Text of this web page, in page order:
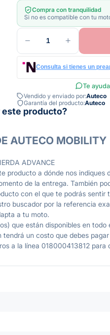
Compra con tranquilidad
Si no es compatible con tu
1
Consulta si tienes un
Te
Vendido y enviado por:Auteco
Garantía del producto:Auteco
este producto?
AUTECO MOBILITY
ADVANCE
a dónde nos
de la entrega. También
con el que te podrás sentir
buscador por la referencia
a tu moto.
que están disponibles en
un costo que debes
a la línea 018000413812